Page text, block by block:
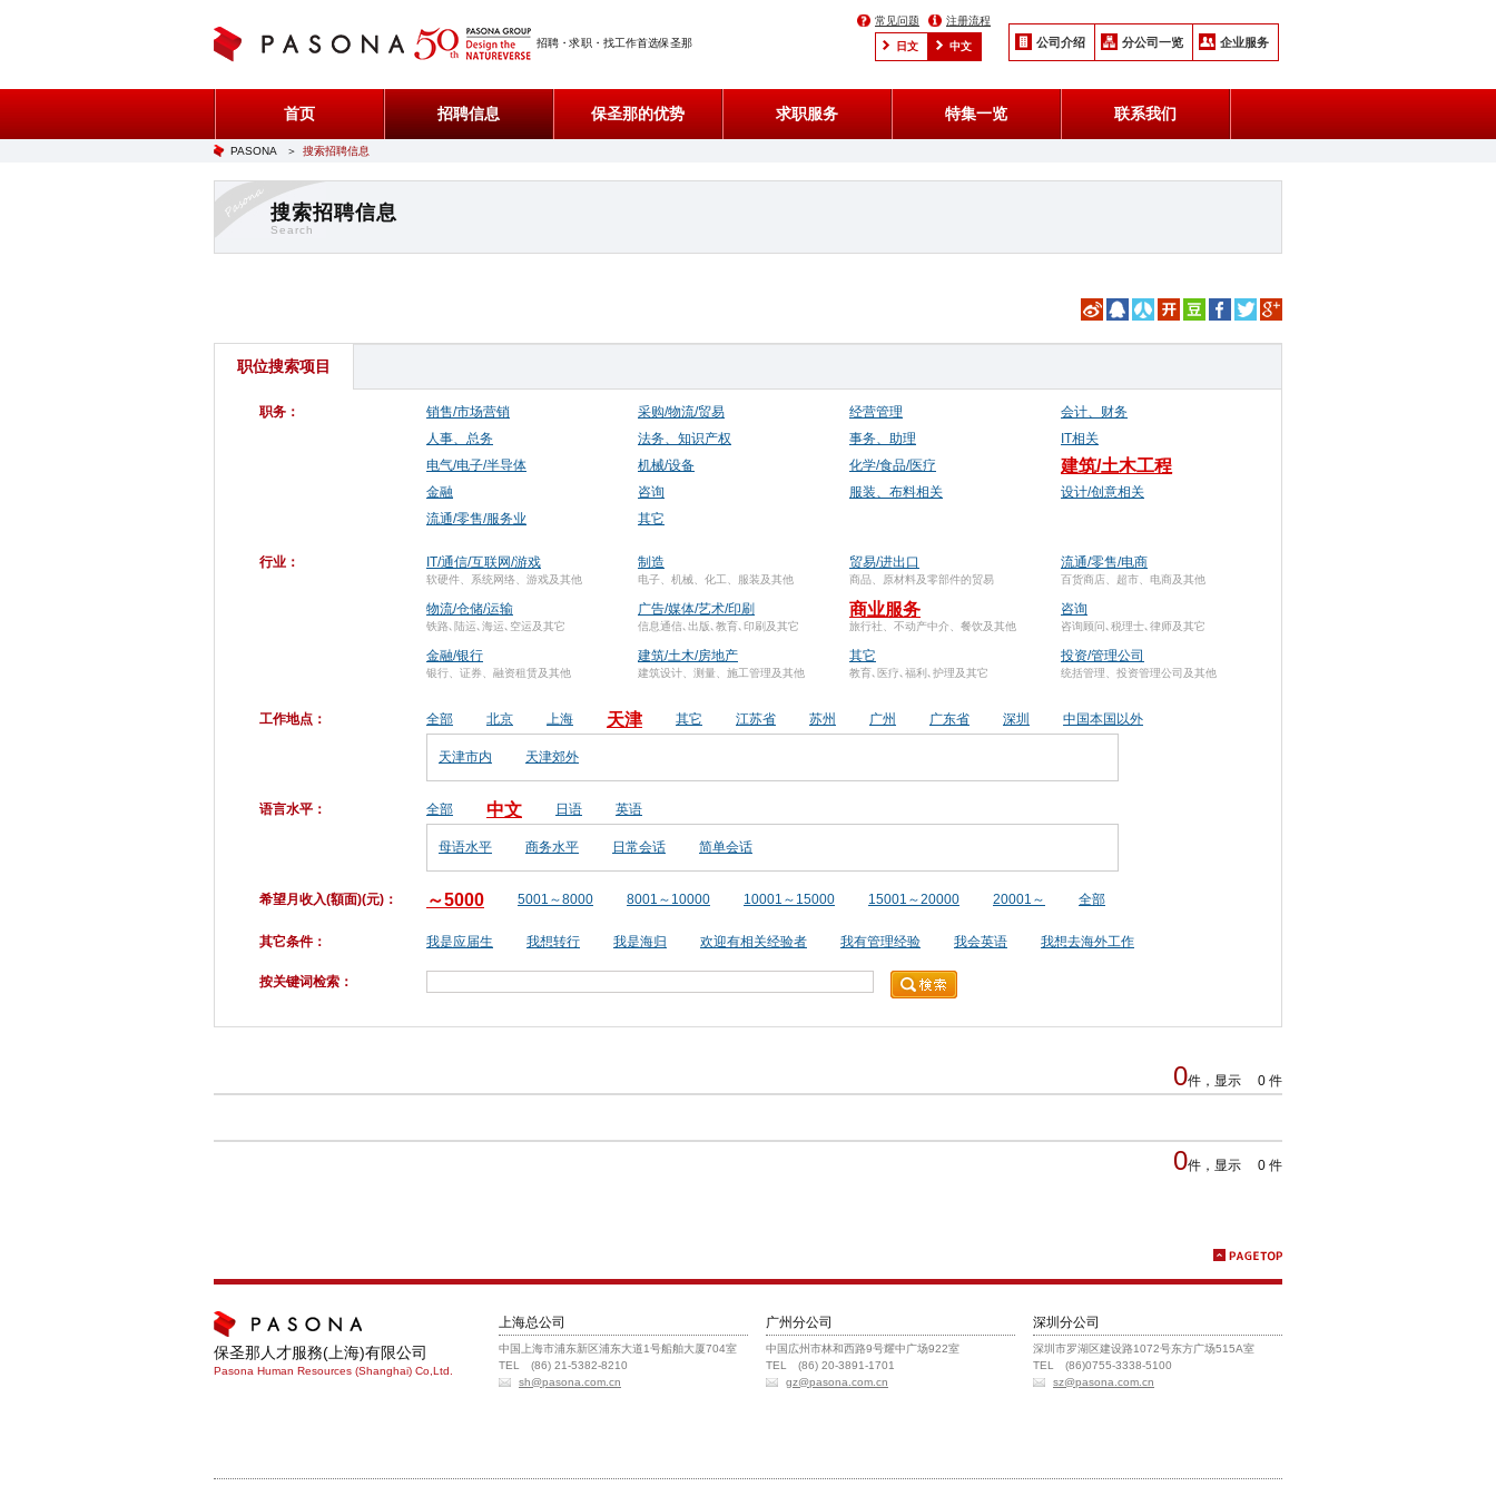
招聘・求职・找工作首选保圣那
常见问题 注册流程
日文 中文 公司介绍 分公司一览 企业服务
首页 招聘信息 保圣那的优势 求职服务 特集一览 联系我们
PASONA ＞ 搜索招聘信息
搜索招聘信息
Search
职位搜索项目
职务： 销售/市场营销 采购/物流/贸易 经营管理
会计、财务
人事、总务
法务、知识产权 事务、助理
IT相关
电气/电子/半导体
机械/设备 化学/食品/医疗 建筑/土木工程
金融 咨询 服装、布料相关
设计/创意相关
流通/零售/服务业
其它
行业： IT/通信/互联网/游戏
软硬件、系统网络、游戏及其他
制造
电子、机械、化工、服装及其他
贸易/进出口
商品、原材料及零部件的贸易
流通/零售/电商
百货商店、超市、电商及其他
物流/仓储/运输
铁路､陆运､海运､空运及其它
广告/媒体/艺术/印刷
信息通信､出版､教育､印刷及其它
商业服务
旅行社、不动产中介、餐饮及其他
咨询
咨询顾问､税理士､律师及其它
金融/银行
银行、证券、融资租赁及其他
建筑/土木/房地产
建筑设计、测量、施工管理及其他
其它
教育､医疗､福利､护理及其它
投资/管理公司
统括管理、投资管理公司及其他
工作地点： 全部 北京 上海 天津 其它 江苏省 苏州 广州 广东省 深圳 中国本国以外
天津市内 天津郊外
语言水平： 全部 中文 日语 英语
母语水平 商务水平 日常会话 简单会话
希望月收入(額面)(元)： ～5000 5001～8000 8001～10000 10001～15000 15001～20000 20001～ 全部
其它条件： 我是应届生 我想转行 我是海归 欢迎有相关经验者 我有管理经验 我会英语 我想去海外工作
按关键词检索：
0件，显示 0 件
0件，显示 0 件
保圣那人才服務(上海)有限公司
Pasona Human Resources (Shanghai) Co,Ltd.
上海总公司
中国上海市浦东新区浦东大道1号船舶大厦704室
TEL (86) 21-5382-8210
sh@pasona.com.cn
广州分公司
中国広州市林和西路9号耀中广场922室
TEL (86) 20-3891-1701
gz@pasona.com.cn
深圳分公司
深圳市罗湖区建设路1072号东方广场515A室
TEL (86)0755-3338-5100
sz@pasona.com.cn